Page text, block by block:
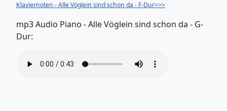
Klaviernoten - Alle Vöglein sind schon da - F-Dur>>>
mp3 Audio Piano - Alle Vöglein sind schon da - G-
Dur: